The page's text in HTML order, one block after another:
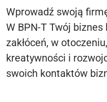
Wprowadź swoją
W BPN-T Twój biznes
zakłóceń, w
kreatywności i
swoich kontaktów